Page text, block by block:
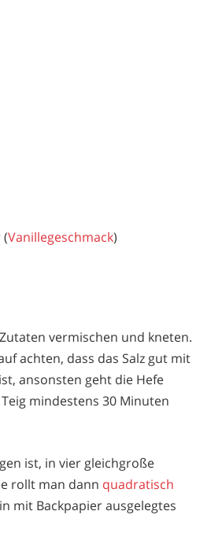
Vanillegeschmack)
vermischen und kneten.
achten, dass das Salz gut mit
ansonsten geht die Hefe
mindestens 30 Minuten
ist, in vier gleichgroße
rollt man dann quadratisch
mit Backpapier ausgelegtes